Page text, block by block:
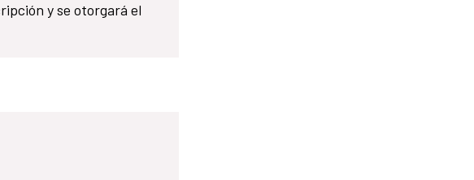
y se otorgará el